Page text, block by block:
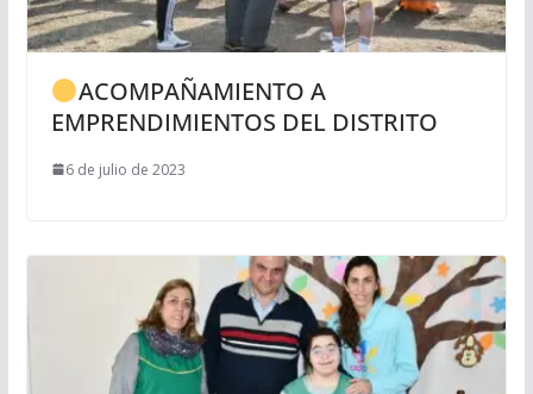
ACOMPAÑAMIENTO A
EMPRENDIMIENTOS DEL DISTRITO
6 de julio de 2023